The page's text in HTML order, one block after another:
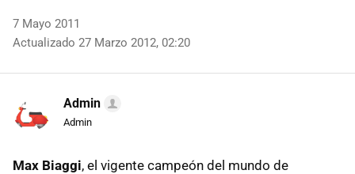
7 Mayo 2011
Actualizado 27 Marzo 2012, 02:20
Admin
Admin
Max Biaggi, el vigente campeón del mundo de